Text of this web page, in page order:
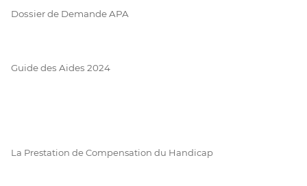
Dossier de Demande APA
Guide des Aides 2024
La Prestation de Compensation du Handicap